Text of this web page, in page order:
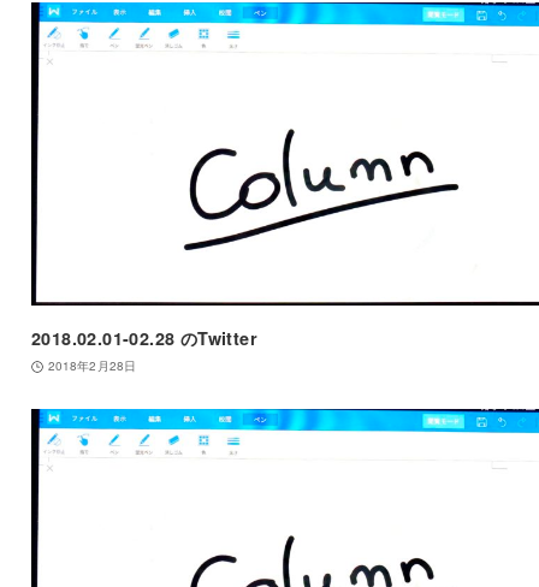
2018.02.01-02.28 のTwitter
2018年2月28日